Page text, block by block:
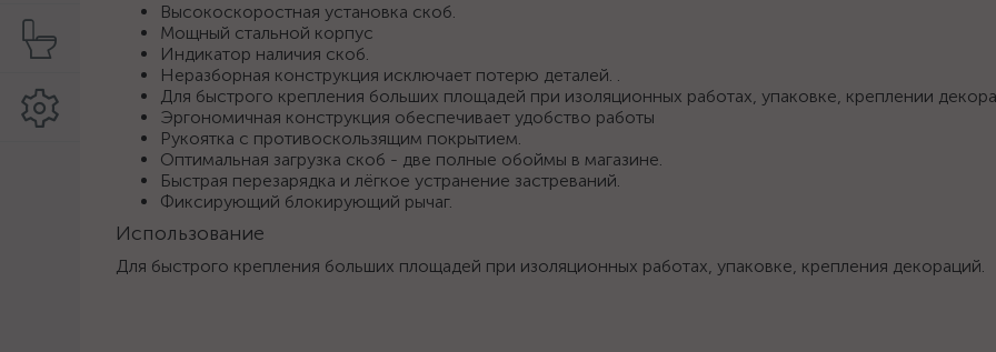
Высокоскоростная установка скоб.
Мощный стальной корпус
Индикатор наличия скоб.
Неразборная конструкция исключает потерю деталей. .
Для быстрого крепления больших площадей при изоляционных работах, упаковке, креплении
Эргономичная конструкция обеспечивает удобство работы
Рукоятка с противоскользящим покрытием.
Оптимальная загрузка скоб - две полные обоймы в магазине.
Быстрая перезарядка и лёгкое устранение застреваний.
Фиксирующий блокирующий рычаг.
Использование
Для быстрого крепления больших площадей при изоляционных работах, упаковке, крепления декораций.